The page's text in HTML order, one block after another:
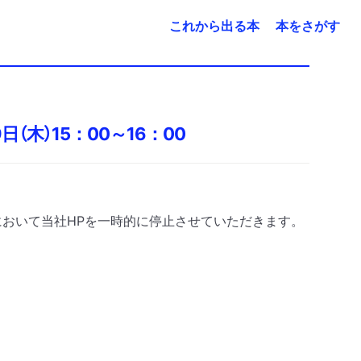
これから出る本 本をさがす
（木）15：00～16：00
いて当社HPを一時的に停止させていただきます。